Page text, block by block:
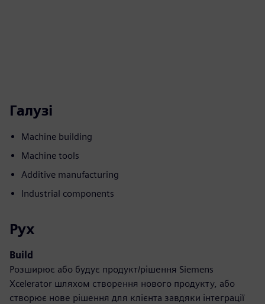
Галузі
Machine building
Machine tools
Additive manufacturing
Industrial components
Рух
Build
Розширює або будує продукт/рішення Siemens
Xcelerator шляхом створення нового продукту, або
створює нове рішення для клієнта завдяки інтеграції